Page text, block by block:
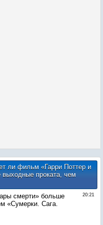
ли фильм «Гарри Поттер и
проката, чем
20:21
смерти» больше
«Сумерки. Сага.